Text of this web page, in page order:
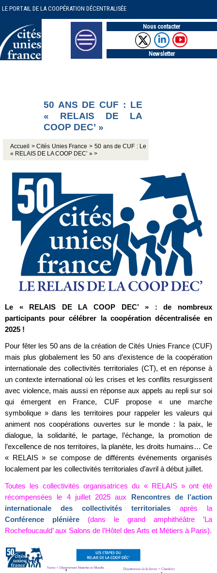
LE PORTAIL DE LA COOPÉRATION DÉCENTRALISÉE
Nous contacter
Newsletter
50 ANS DE CUF : LE
« RELAIS DE LA
COOP DEC’ »
Accueil >Cités Unies France > 50 ans de CUF : Le
« RELAIS DE LA COOP DEC’ » >
Le « RELAIS DE LA COOP DEC’ » : de nombreux
participants pour célébrer la coopération décentralisée en
2025 !
Pour fêter les 50 ans de la création de Cités Unies France (CUF)
mais plus globalement les 50 ans d’existence de la coopération
internationale des collectivités territoriales (CT), et en réponse à
un contexte international où les crises et les conflits resurgissent
avec violence, mais aussi en réponse aux appels au repli sur soi
qui émergent en France, CUF propose « une marche
symbolique » dans les territoires pour rappeler les valeurs qui
animent nos coopérations ouvertes sur le monde : la paix, le
dialogue, la solidarité, le partage, l’échange, la promotion de
l’excellence de nos territoires, la planète, les droits humains… Ce
« RELAIS » se compose de différents événements organisés
localement par les collectivités territoriales d’avril à début juillet.
Toutes les collectivités organisatrices du « RELAIS » ont été
récompensées le 4 juillet 2025 aux Rencontres de l’action
internationale des collectivités territoriales après la
Conférence plénière (dans le grand amphithéâtre ’La
Rochefoucauld’ aux Salons de l’Hôtel des Arts et Métiers à Paris).